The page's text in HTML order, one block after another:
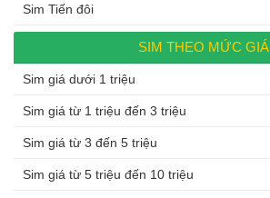
Sim Tiến đôi
SIM THEO MỨC GIÁ
Sim giá dưới 1 triệu
Sim giá từ 1 triệu đến 3 triệu
Sim giá từ 3 đến 5 triệu
Sim giá từ 5 triệu đến 10 triệu